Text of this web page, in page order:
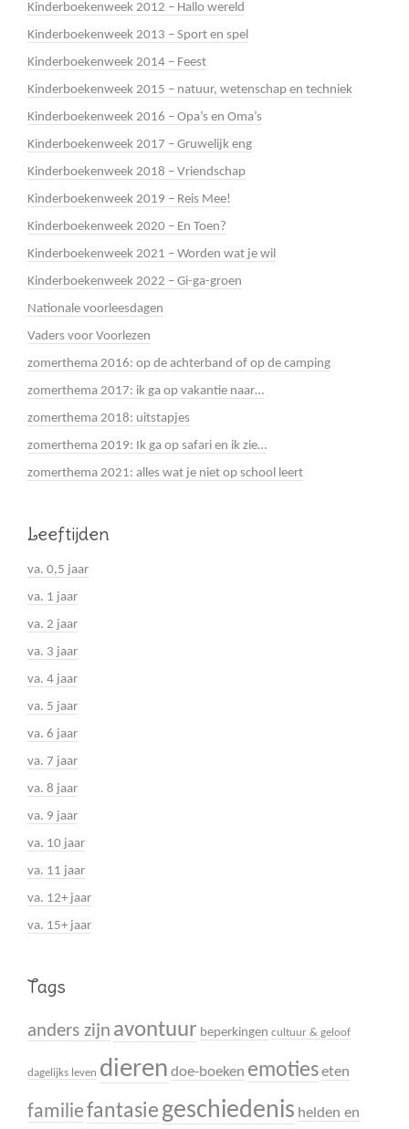
Kinderboekenweek 2012 – Hallo wereld
Kinderboekenweek 2013 – Sport en spel
Kinderboekenweek 2014 – Feest
Kinderboekenweek 2015 – natuur, wetenschap en techniek
Kinderboekenweek 2016 – Opa’s en Oma’s
Kinderboekenweek 2017 – Gruwelijk eng
Kinderboekenweek 2018 – Vriendschap
Kinderboekenweek 2019 – Reis Mee!
Kinderboekenweek 2020 – En Toen?
Kinderboekenweek 2021 – Worden wat je wil
Kinderboekenweek 2022 – Gi-ga-groen
Nationale voorleesdagen
Vaders voor Voorlezen
zomerthema 2016: op de achterband of op de camping
zomerthema 2017: ik ga op vakantie naar…
zomerthema 2018: uitstapjes
zomerthema 2019: Ik ga op safari en ik zie…
zomerthema 2021: alles wat je niet op school leert
Leeftijden
va. 0,5 jaar
va. 1 jaar
va. 2 jaar
va. 3 jaar
va. 4 jaar
va. 5 jaar
va. 6 jaar
va. 7 jaar
va. 8 jaar
va. 9 jaar
va. 10 jaar
va. 11 jaar
va. 12+ jaar
va. 15+ jaar
Tags
anders zijn avontuur beperkingen cultuur & geloof
dagelijks leven dieren doe-boeken emotieseten
familiefantasie geschiedenis helden en